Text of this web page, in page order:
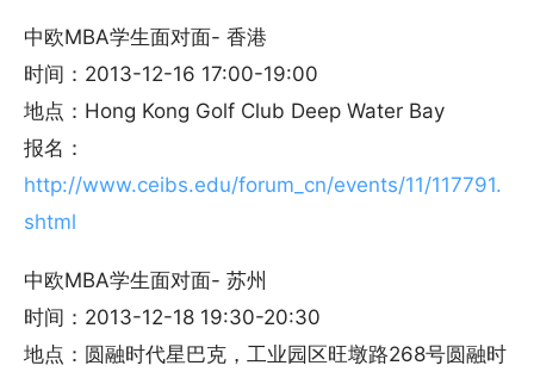
中欧MBA学生面对面- 香港
时间：2013-12-16 17:00-19:00
地点：Hong Kong Golf Club Deep Water Bay
报名：
http://www.ceibs.edu/forum_cn/events/11/117791.
shtml
中欧MBA学生面对面- 苏州
时间：2013-12-18 19:30-20:30
地点：圆融时代星巴克，工业园区旺墩路268号圆融时